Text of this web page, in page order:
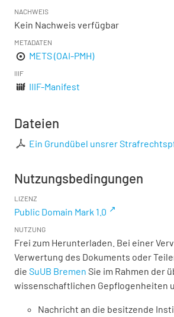
NACHWEIS
Kein Nachweis verfügbar
METADATEN
METS (OAI-PMH)
IIIF
IIIF-Manifest
Dateien
Ein Grundübel unsrer
Nutzungsbedingungen
LIZENZ
Public Domain Mark 1.0
NUTZUNG
Frei zum Herunterladen. Bei einer
Verwertung des Dokuments oder
die SuUB Bremen Sie im Rahmen der
wissenschaftlichen Gepflogenheiten
Nachricht an die besitzende